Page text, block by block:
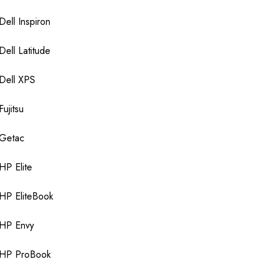
Inspiron
Latitude
XPS
Elite
EliteBook
Envy
ProBook